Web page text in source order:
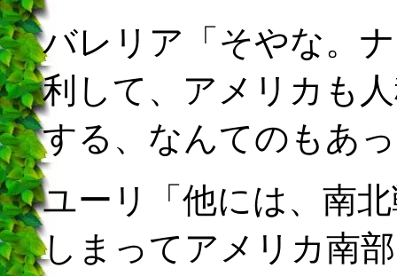
バレリア「そやな。
利して、アメリカも
する、なんてのもあ
ユーリ「他には、南
しまってアメリカ南